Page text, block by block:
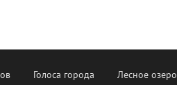
Голоса города Лесное озеро